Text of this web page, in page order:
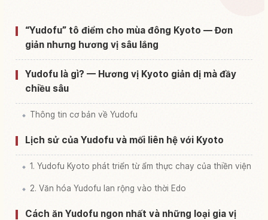
Tìm trải nghiệm tại Núi Saga Arashiyama↗
“Yudofu” tô điểm cho mùa đông Kyoto — Đơn
giản nhưng hương vị sâu lắng
Yudofu là gì? — Hương vị Kyoto giản dị mà đầy
chiều sâu
Thông tin cơ bản về Yudofu
Lịch sử của Yudofu và mối liên hệ với Kyoto
1. Yudofu Kyoto phát triển từ ẩm thực chay của thiền viện
2. Văn hóa Yudofu lan rộng vào thời Edo
Cách ăn Yudofu ngon nhất và những loại gia vị